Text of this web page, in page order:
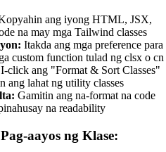
ang iyong HTML, JSX,
na may mga Tailwind classes
Itakda ang mga preference para
custom function tulad ng clsx o cn
I-click ang "Format & Sort Classes"
ang lahat ng utility classes
Gamitin ang na-format na code
na readability
aayos ng Klase: